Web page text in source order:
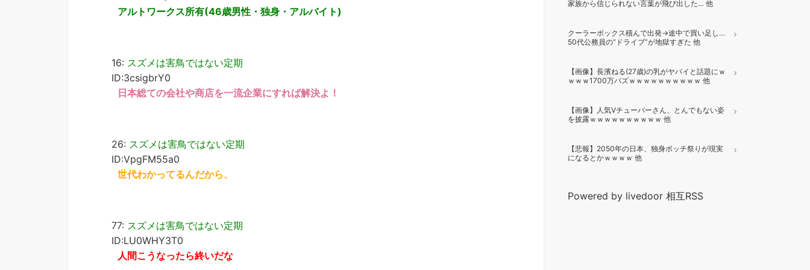
アルトワークス所有(46歳男性・独身・アルバイト)
16: スズメは害鳥ではない定期
ID:3csigbrY0
日本総ての会社や商店を一流企業にすれば解決よ！
26: スズメは害鳥ではない定期
ID:VpgFM55a0
世代わかってるんだから、
77: スズメは害鳥ではない定期
ID:LU0WHY3T0
人間こうなったら終いだな
家族から信じられない言葉が飛び出した… 他
クーラーボックス積んで出発→途中で買い足し…
50代公務員の“ドライブ”が地獄すぎた 他
【画像】長濱ねる(27歳)の乳がヤバイと話題にｗ
ｗｗｗ1700万バズｗｗｗｗｗｗｗｗｗｗ 他
【画像】人気Vチューバーさん、とんでもない姿
を披露ｗｗｗｗｗｗｗｗｗｗ 他
【悲報】2050年の日本、独身ボッチ祭りが現実
になるとかｗｗｗｗ 他
Powered by livedoor 相互RSS